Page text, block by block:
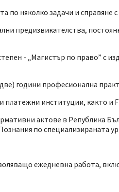
по няколко задачи и справяне
предизвикателства,
- „Магистър по право” с
години професионална
институции, както и
актове в Република
по специализираната
ежедневна работа,